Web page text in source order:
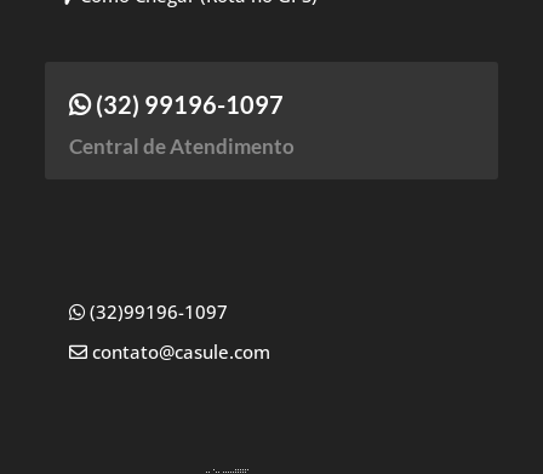
(32) 99196-1097
Central de Atendimento
(32)99196-1097
contato@casule.com